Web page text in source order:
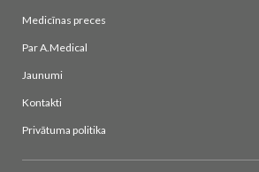
Medicīnas preces
Par A.Medical
Jaunumi
Kontakti
Privātuma politika